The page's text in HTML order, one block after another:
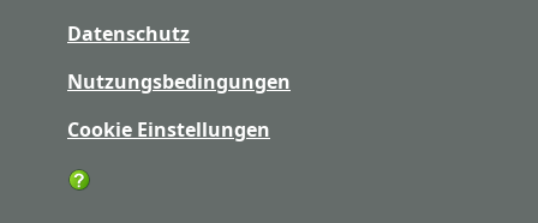
Datenschutz
Nutzungsbedingungen
Cookie Einstellungen